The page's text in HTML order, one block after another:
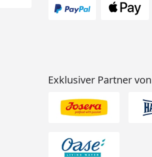
Exklusiver Partner von